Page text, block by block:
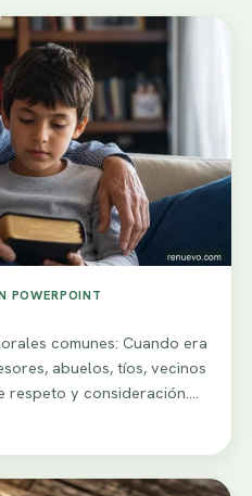
POWERPOINT
comunes: Cuando era
abuelos, tíos, vecinos
respeto y consideración.…